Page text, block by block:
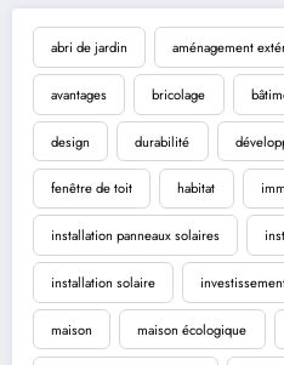
abri de jardin aménagement
avantages bricolage
design durabilité
fenêtre de toit habitat
installation panneaux solaires
installation solaire
maison maison écologique